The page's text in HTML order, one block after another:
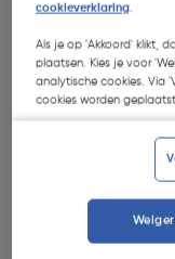
€ 1,00| Excl.
cookieverklaring.
Als je op 'Akkoord' klikt,
plaatsen. Kies je voor
analytische cookies. Via
cookies worden